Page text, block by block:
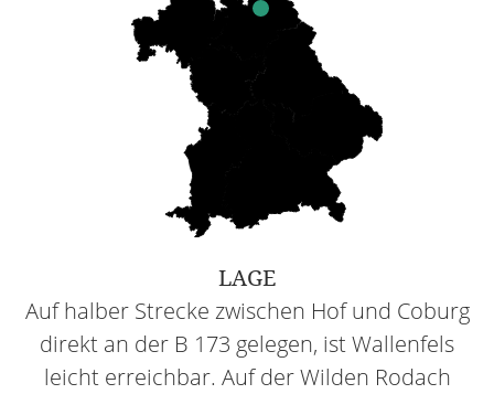
LAGE
Auf halber Strecke zwischen Hof und Coburg
direkt an der B 173 gelegen, ist Wallenfels
leicht erreichbar. Auf der Wilden Rodach